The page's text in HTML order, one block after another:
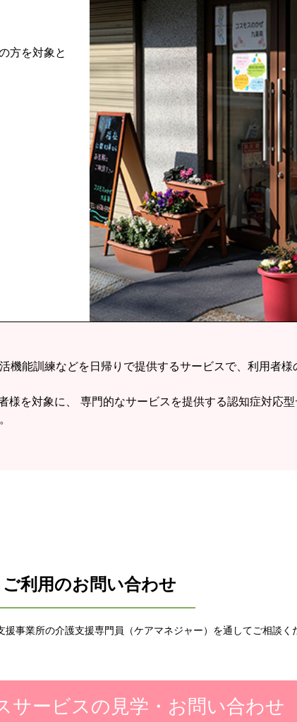
方を対象と
機能訓練などを日帰りで提供するサービスで、利用者
を対象に、 専門的なサービスを提供する認知症対応
ご利用のお問い合わせ
援事業所の介護支援専門員（ケアマネジャー）を通してご相談く
サービスの見学・お問い合わせ